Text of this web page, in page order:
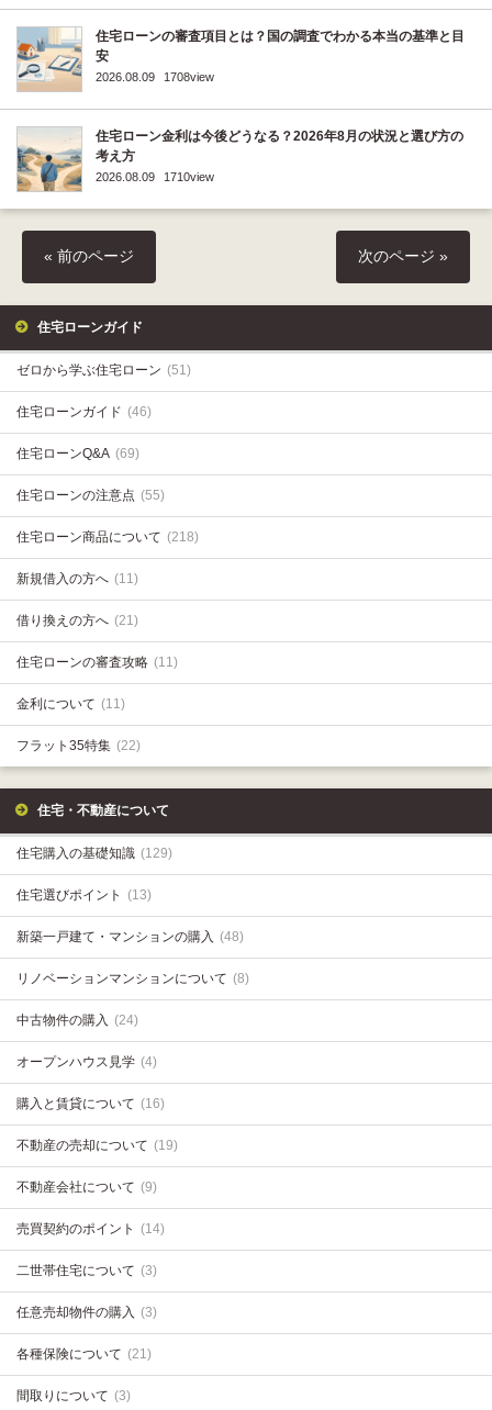
住宅ローンの審査項目とは？国の調査でわかる本当の基準と目
安
2026.08.09 1708view
住宅ローン金利は今後どうなる？2026年8月の状況と選び方の
考え方
2026.08.09 1710view
« 前のページ 次のページ »
住宅ローンガイド
ゼロから学ぶ住宅ローン (51)
住宅ローンガイド (46)
住宅ローンQ&A (69)
住宅ローンの注意点 (55)
住宅ローン商品について (218)
新規借入の方へ (11)
借り換えの方へ (21)
住宅ローンの審査攻略 (11)
金利について (11)
フラット35特集 (22)
住宅・不動産について
住宅購入の基礎知識 (129)
住宅選びポイント (13)
新築一戸建て・マンションの購入 (48)
リノベーションマンションについて (8)
中古物件の購入 (24)
オープンハウス見学 (4)
購入と賃貸について (16)
不動産の売却について (19)
不動産会社について (9)
売買契約のポイント (14)
二世帯住宅について (3)
任意売却物件の購入 (3)
各種保険について (21)
間取りについて (3)